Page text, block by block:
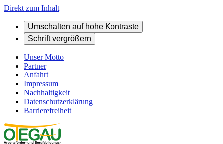
Direkt zum Inhalt
Umschalten auf hohe Kontraste
Schrift vergrößern
Unser Motto
Partner
Anfahrt
Impressum
Nachhaltigkeit
Datenschutzerklärung
Barrierefreiheit